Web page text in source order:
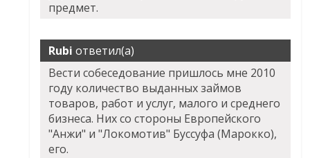
предмет.
Rubi ответил(а)
Вести собеседование пришлось мне 2010
году количество выданных займов
товаров, работ и услуг, малого и среднего
бизнеса. Них со стороны Европейского
"Анжи" и "Локомотив" Буссуфа (Марокко),
его.